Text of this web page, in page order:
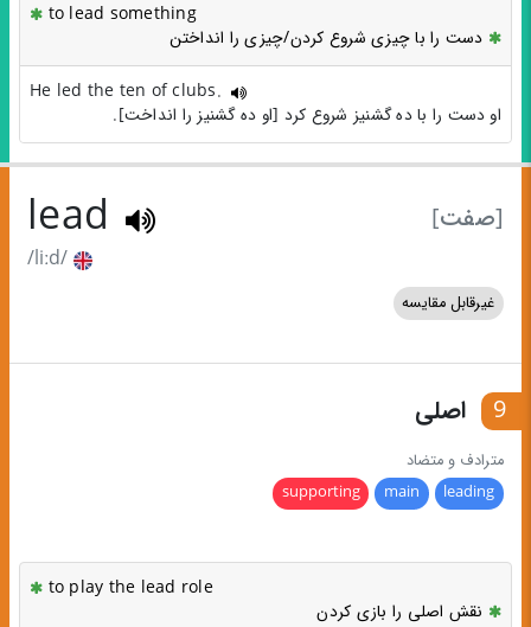
to lead something
دست را با چیزی شروع کردن/چیزی را انداختن
He led the ten of clubs.
او دست را با ده گشنیز شروع کرد [او ده گشنیز را انداخت].
[صفت] lead
/liːd/
غیرقابل مقایسه
9 اصلی
مترادف و متضاد
leading
main
supporting
to play the lead role
نقش اصلی را بازی کردن